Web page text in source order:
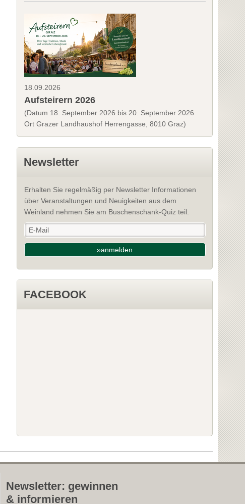
18.09.2026
Aufsteirern 2026
(Datum 18. September 2026 bis 20. September 2026
Ort Grazer Landhaushof Herrengasse, 8010 Graz)
Newsletter
Erhalten Sie regelmäßig per Newsletter Informationen
über Veranstaltungen und Neuigkeiten aus dem
Weinland nehmen Sie am Buschenschank-Quiz teil.
»anmelden
FACEBOOK
Newsletter: gewinnen
& informieren